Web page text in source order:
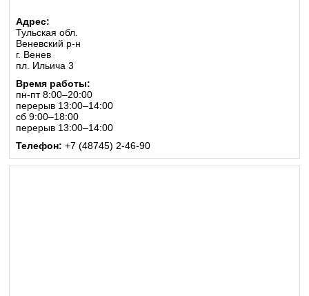
Адрес:
Тульская обл.
Веневский р-н
г. Венев
пл. Ильича 3
Время работы:
пн-пт 8:00–20:00
перерыв 13:00–14:00
сб 9:00–18:00
перерыв 13:00–14:00
Телефон: +7 (48745) 2-46-90